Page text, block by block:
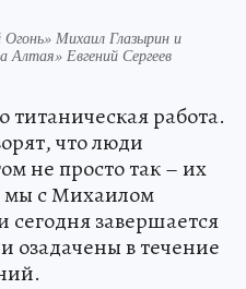
Михаил Глазырин и
Алтая» Евгений Сергеев
титаническая работа.
что люди
не просто так – их
мы с Михаилом
сегодня завершается
озадачены в течение